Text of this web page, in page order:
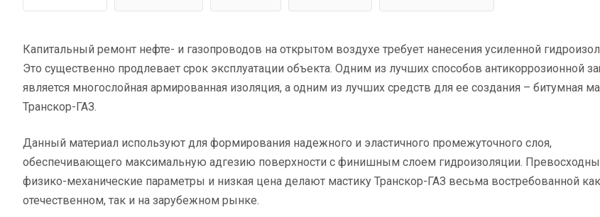
Капитальный ремонт нефте- и газопроводов на открытом воздухе требует нанесения усиленной
Это существенно продлевает срок эксплуатации объекта. Одним из лучших способов антикоррозионной
является многослойная армированная изоляция, а одним из лучших средств для ее создания – битумная
Транскор-ГАЗ.
Данный материал используют для формирования надежного и эластичного промежуточного слоя,
обеспечивающего максимальную адгезию поверхности с финишным слоем гидроизоляции.
физико-механические параметры и низкая цена делают мастику Транскор-ГАЗ весьма востребованной
отечественном, так и на зарубежном рынке.